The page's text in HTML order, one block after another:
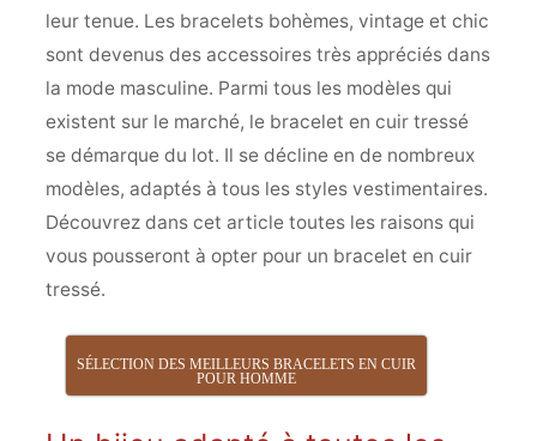
leur tenue. Les bracelets bohèmes, vintage et chic
sont devenus des accessoires très appréciés dans
la mode masculine. Parmi tous les modèles qui
existent sur le marché, le bracelet en cuir tressé
se démarque du lot. Il se décline en de nombreux
modèles, adaptés à tous les styles vestimentaires.
Découvrez dans cet article toutes les raisons qui
vous pousseront à opter pour un bracelet en cuir
tressé.
SÉLECTION DES MEILLEURS BRACELETS EN CUIR
POUR HOMME